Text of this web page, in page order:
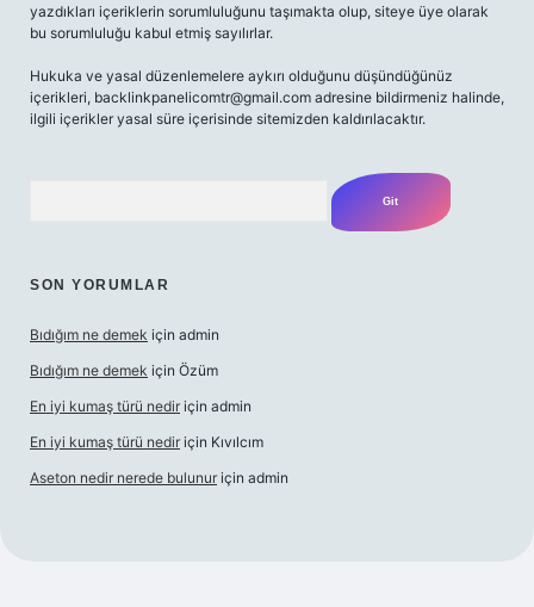
yazdıkları içeriklerin sorumluluğunu taşımakta olup, siteye üye olarak
bu sorumluluğu kabul etmiş sayılırlar.
Hukuka ve yasal düzenlemelere aykırı olduğunu düşündüğünüz
içerikleri, backlinkpanelicomtr@gmail.com adresine bildirmeniz halinde,
ilgili içerikler yasal süre içerisinde sitemizden kaldırılacaktır.
SON YORUMLAR
Bıdığım ne demek için admin
Bıdığım ne demek için Özüm
En iyi kumaş türü nedir için admin
En iyi kumaş türü nedir için Kıvılcım
Aseton nedir nerede bulunur için admin